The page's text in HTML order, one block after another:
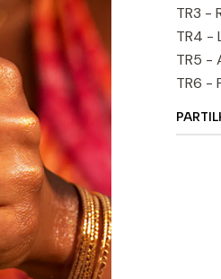
TR3 -
TR4 -
TR5 -
TR6 -